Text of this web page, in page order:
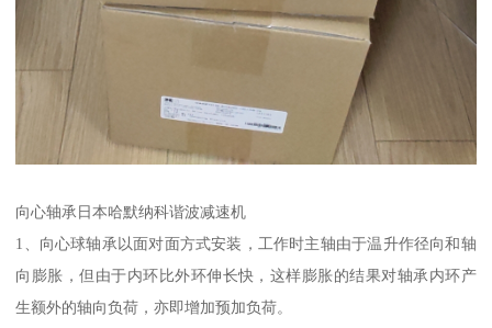
向心轴承日本哈默纳科谐波减速机
1、向心球轴承以面对面方式安装，工作时主轴由于温升作径向和轴
向膨胀，但由于内环比外环伸长快，这样膨胀的结果对轴承内环产
生额外的轴向负荷，亦即增加预加负荷。